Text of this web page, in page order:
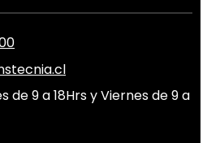
de 9 a 18Hrs y Viernes de 9 a